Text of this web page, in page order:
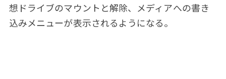
想ドライブのマウントと解除、メディアへの書き
込みメニューが表示されるようになる。